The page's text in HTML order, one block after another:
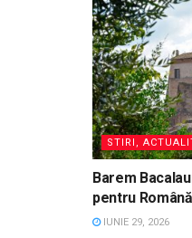
STIRI,
Barem
pentru
IUNIE 29, 2026